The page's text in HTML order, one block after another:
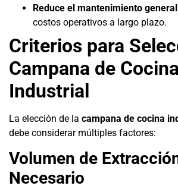
Reduce el mantenimiento general
costos operativos a largo plazo.
Criterios para
Campana de Cocina
Industrial
La elección de la campana de cocina
debe considerar múltiples factores:
Volumen de
Necesario